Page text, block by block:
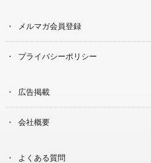
メルマガ会員登録
プライバシーポリシー
広告掲載
会社概要
よくある質問